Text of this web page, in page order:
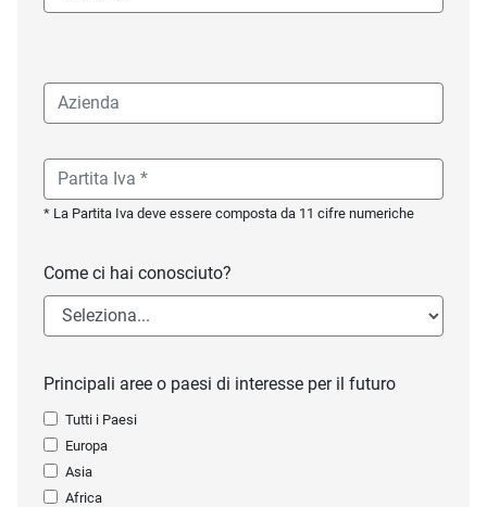
* La Partita Iva deve essere composta da 11 cifre numeriche
Come ci hai conosciuto?
Principali aree o paesi di interesse per il futuro
Tutti i Paesi
Europa
Asia
Africa